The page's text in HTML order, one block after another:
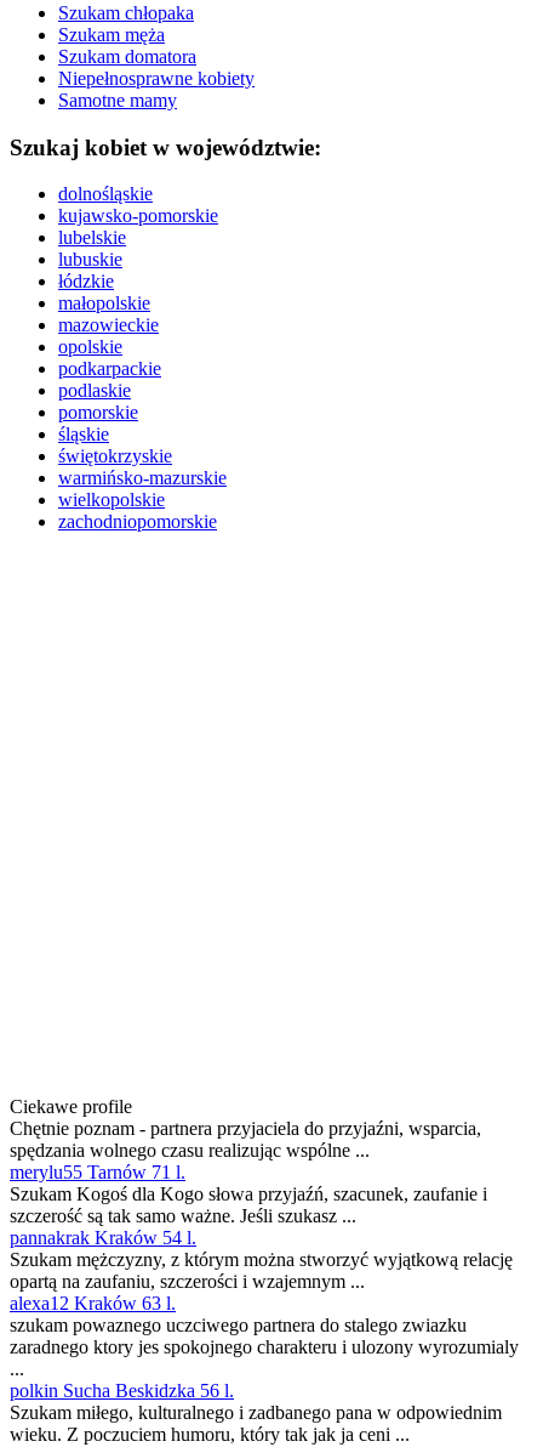
Szukam chłopaka
Szukam męża
Szukam domatora
Niepełnosprawne kobiety
Samotne mamy
Szukaj kobiet w województwie:
dolnośląskie
kujawsko-pomorskie
lubelskie
lubuskie
łódzkie
małopolskie
mazowieckie
opolskie
podkarpackie
podlaskie
pomorskie
śląskie
świętokrzyskie
warmińsko-mazurskie
wielkopolskie
zachodniopomorskie
Ciekawe profile
Chętnie poznam - partnera przyjaciela do przyjaźni, wsparcia,
spędzania wolnego czasu realizując wspólne ...
merylu55 Tarnów 71 l.
Szukam Kogoś dla Kogo słowa przyjaźń, szacunek, zaufanie i
szczerość są tak samo ważne. Jeśli szukasz ...
pannakrak Kraków 54 l.
Szukam mężczyzny, z którym można stworzyć wyjątkową relację
opartą na zaufaniu, szczerości i wzajemnym ...
alexa12 Kraków 63 l.
szukam powaznego uczciwego partnera do stalego zwiazku
zaradnego ktory jes spokojnego charakteru i ulozony wyrozumialy
...
polkin Sucha Beskidzka 56 l.
Szukam miłego, kulturalnego i zadbanego pana w odpowiednim
wieku. Z poczuciem humoru, który tak jak ja ceni ...